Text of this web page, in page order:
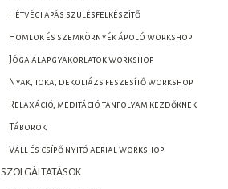
Hétvégi apás szülésfelkészítő
Homlok és szemkörnyék ápoló workshop
Jóga alapgyakorlatok workshop
Nyak, toka, dekoltázs feszesítő workshop
Relaxáció, meditáció tanfolyam kezdőknek
Táborok
Váll és csípő nyitó aerial workshop
SZOLGÁLTATÁSOK